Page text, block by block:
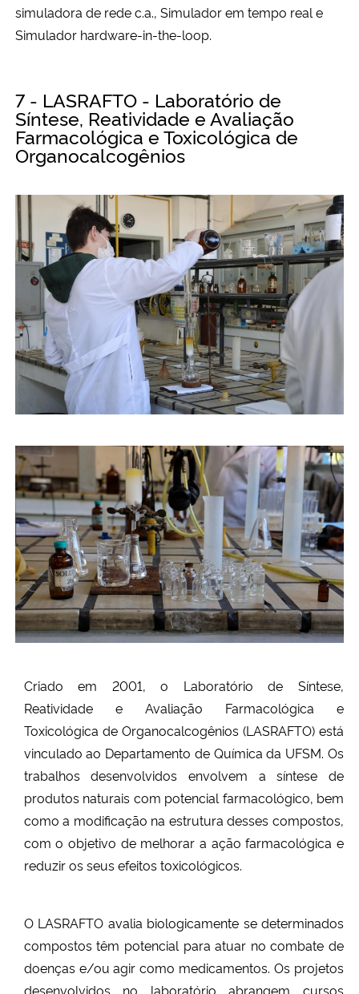
simuladora de rede c.a., Simulador em tempo real e
Simulador hardware-in-the-loop.
7 - LASRAFTO - Laboratório de
Síntese, Reatividade e Avaliação
Farmacológica e Toxicológica de
Organocalcogênios
Criado em 2001, o Laboratório de Síntese,
Reatividade e Avaliação Farmacológica e
Toxicológica de Organocalcogênios (LASRAFTO) está
vinculado ao Departamento de Química da UFSM. Os
trabalhos desenvolvidos envolvem a síntese de
produtos naturais com potencial farmacológico, bem
como a modificação na estrutura desses compostos,
com o objetivo de melhorar a ação farmacológica e
reduzir os seus efeitos toxicológicos.
O LASRAFTO avalia biologicamente se determinados
compostos têm potencial para atuar no combate de
doenças e/ou agir como medicamentos. Os projetos
desenvolvidos no laboratório abrangem cursos